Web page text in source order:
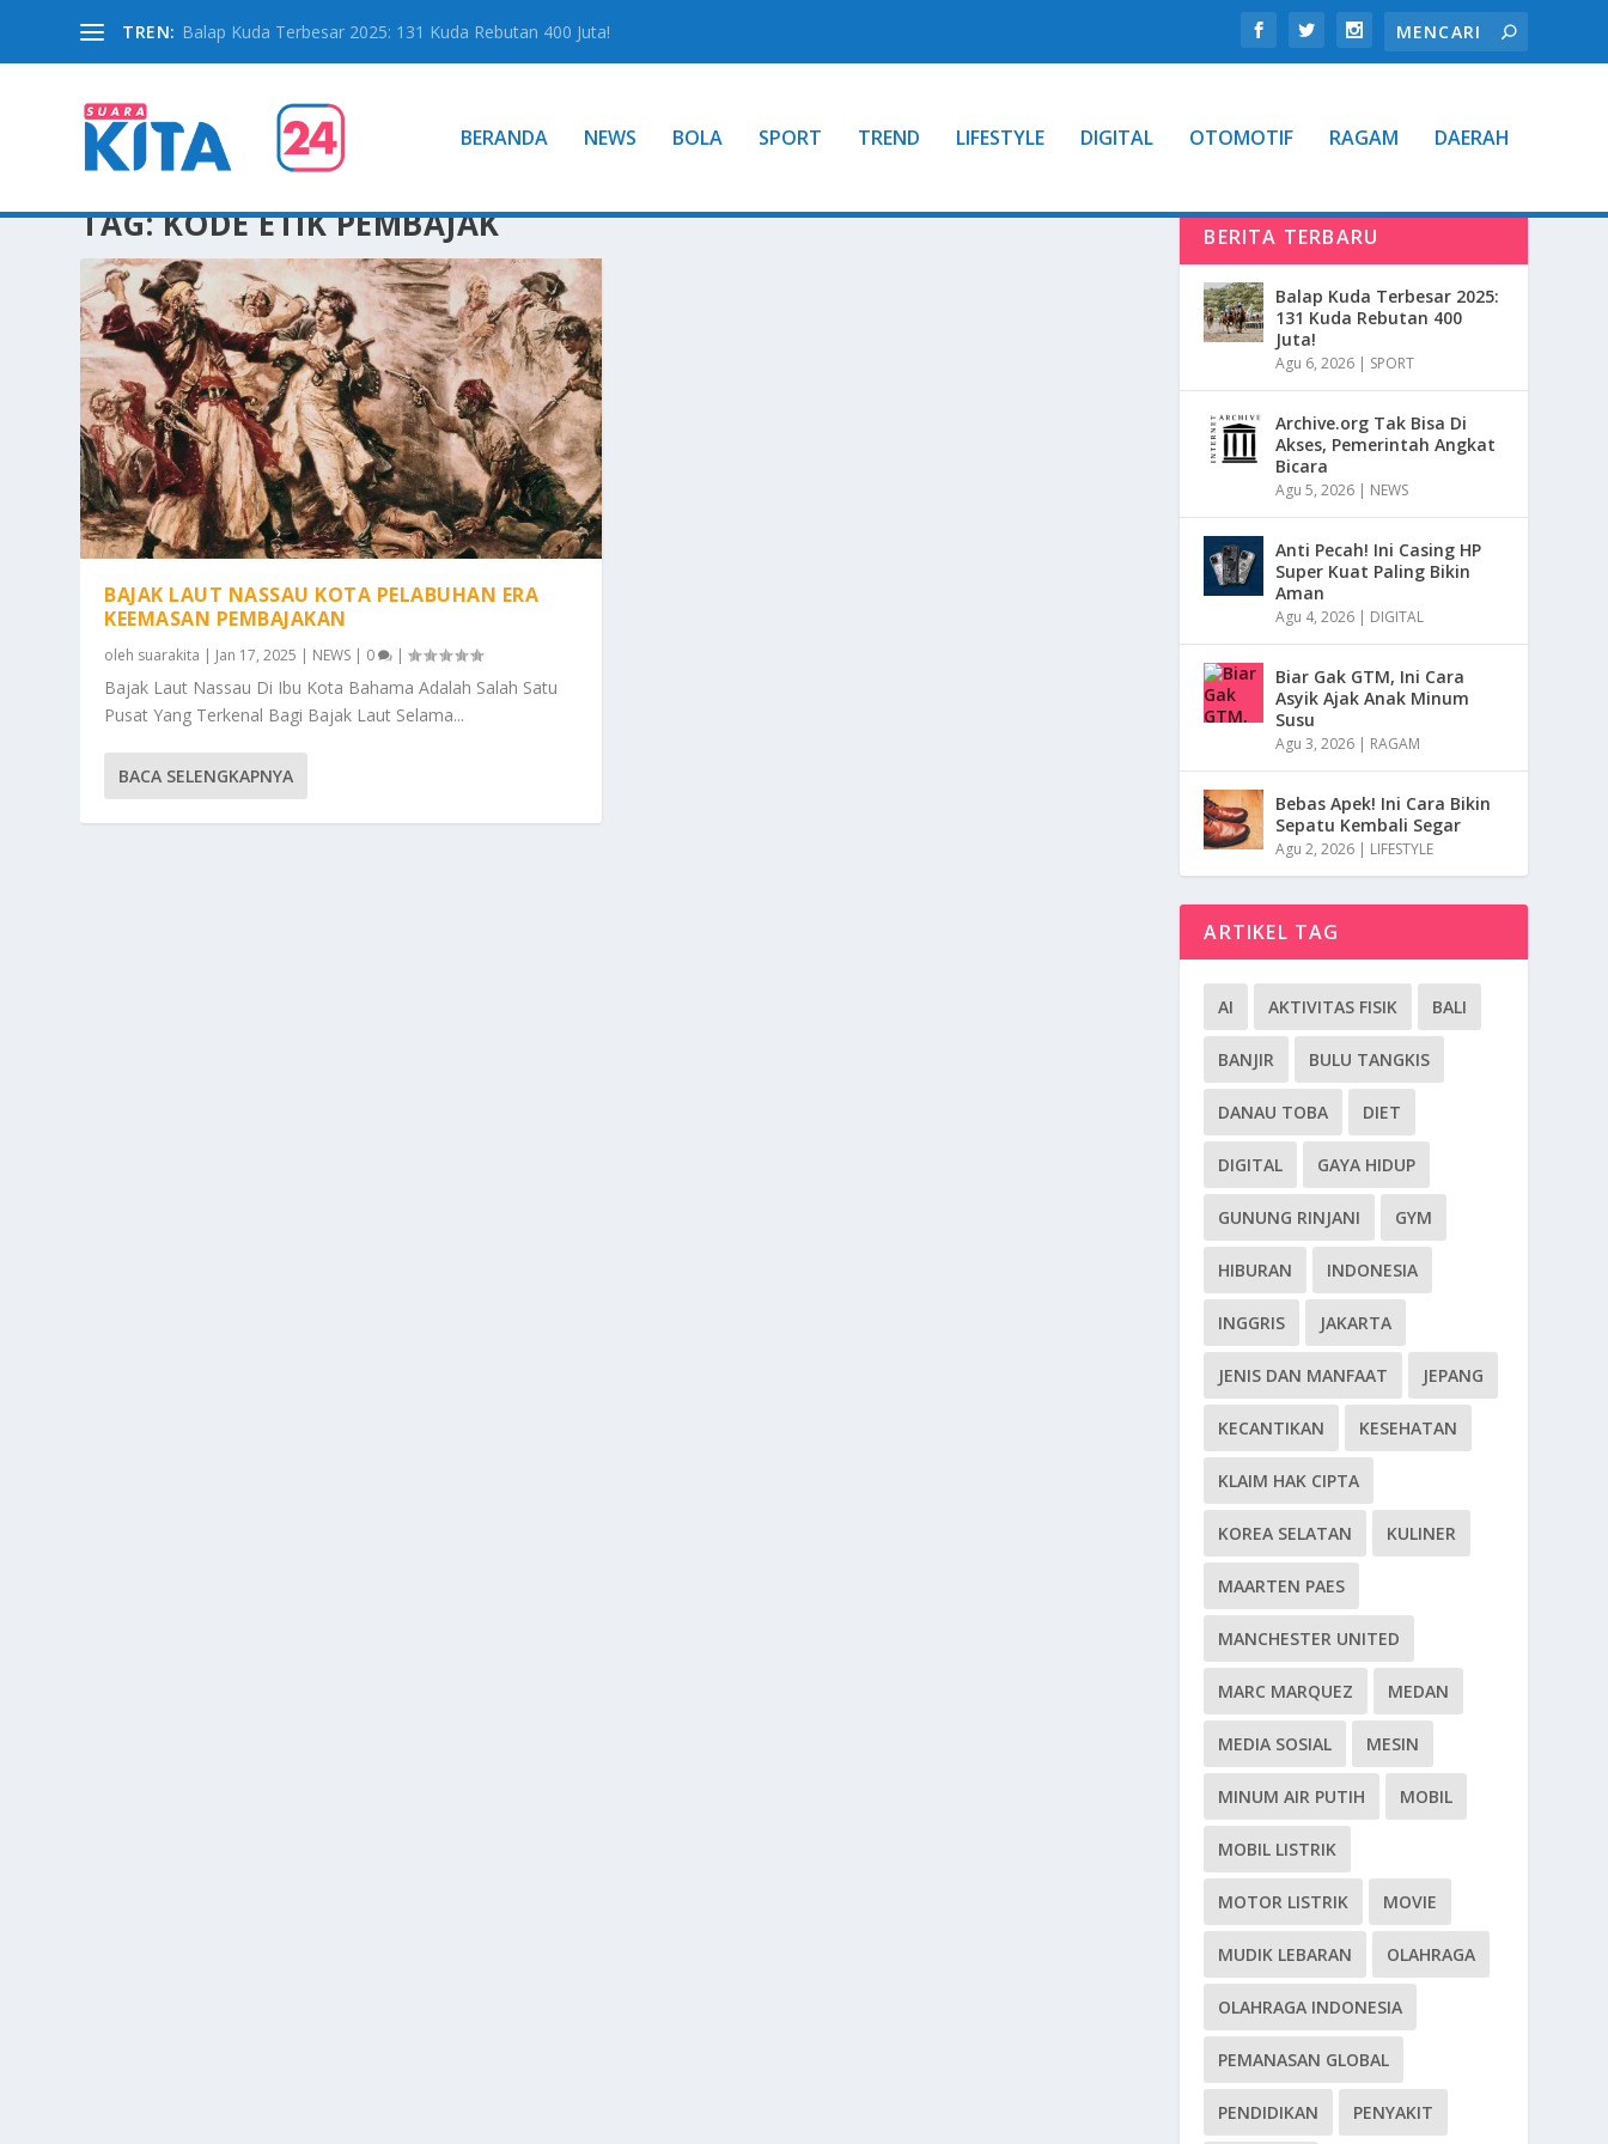
TREN: Balap Kuda Terbesar 2025: 131 Kuda Rebutan 400 Juta!
BERANDA NEWS BOLA SPORT TREND LIFESTYLE DIGITAL OTOMOTIF RAGAM DAERAH
TAG:KODE ETIK PEMBAJAK
BAJAK LAUT NASSAU KOTA PELABUHAN ERA
KEEMASAN PEMBAJAKAN
oleh suarakita | Jan 17, 2025 | NEWS | 0 |
Bajak Laut Nassau Di Ibu Kota Bahama Adalah Salah Satu
Pusat Yang Terkenal Bagi Bajak Laut Selama...
BACA SELENGKAPNYA
BERITA TERBARU
Balap Kuda Terbesar 2025:
131 Kuda Rebutan 400
Juta!
Agu 6, 2026 | SPORT
Archive.org Tak Bisa Di
Akses, Pemerintah Angkat
Bicara
Agu 5, 2026 | NEWS
Anti Pecah! Ini Casing HP
Super Kuat Paling Bikin
Aman
Agu 4, 2026 | DIGITAL
Biar Gak GTM, Ini Cara
Asyik Ajak Anak Minum
Susu
Agu 3, 2026 | RAGAM
Bebas Apek! Ini Cara Bikin
Sepatu Kembali Segar
Agu 2, 2026 | LIFESTYLE
ARTIKEL TAG
AI AKTIVITAS FISIK BALI
BANJIR BULU TANGKIS
DANAU TOBA DIET
DIGITAL GAYA HIDUP
GUNUNG RINJANI GYM
HIBURAN INDONESIA
INGGRIS JAKARTA
JENIS DAN MANFAAT JEPANG
KECANTIKAN KESEHATAN
KLAIM HAK CIPTA
KOREA SELATAN KULINER
MAARTEN PAES
MANCHESTER UNITED
MARC MARQUEZ MEDAN
MEDIA SOSIAL MESIN
MINUM AIR PUTIH MOBIL
MOBIL LISTRIK
MOTOR LISTRIK MOVIE
MUDIK LEBARAN OLAHRAGA
OLAHRAGA INDONESIA
PEMANASAN GLOBAL
PENDIDIKAN PENYAKIT